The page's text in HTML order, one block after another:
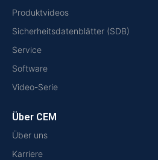
Produktvideos
Sicherheitsdatenblätter (SDB)
Service
Software
Video-Serie
Über CEM
Über uns
Karriere